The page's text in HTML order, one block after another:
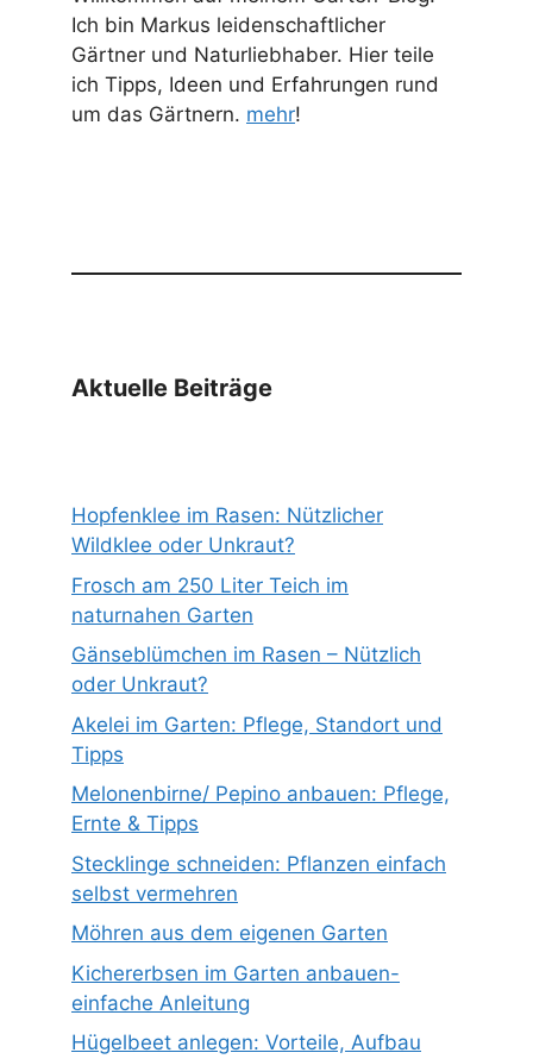
Ich bin Markus leidenschaftlicher
Gärtner und Naturliebhaber. Hier teile
ich Tipps, Ideen und Erfahrungen rund
um das Gärtnern. mehr!
Aktuelle Beiträge
Hopfenklee im Rasen: Nützlicher
Wildklee oder Unkraut?
Frosch am 250 Liter Teich im
naturnahen Garten
Gänseblümchen im Rasen – Nützlich
oder Unkraut?
Akelei im Garten: Pflege, Standort und
Tipps
Melonenbirne/ Pepino anbauen: Pflege,
Ernte & Tipps
Stecklinge schneiden: Pflanzen einfach
selbst vermehren
Möhren aus dem eigenen Garten
Kichererbsen im Garten anbauen-
einfache Anleitung
Hügelbeet anlegen: Vorteile, Aufbau